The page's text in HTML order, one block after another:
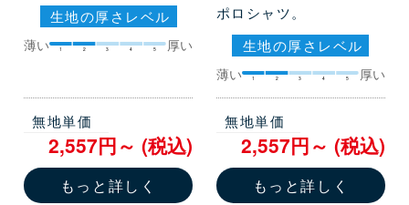
生地の厚さレベル
薄い 1 2 3 4 5 厚い
無地単価
2,557円～ (税込)
もっと詳しく
ポロシャツ。
生地の厚さレベル
薄い 1 2 3 4 5 厚い
無地単価
2,557円～ (税込)
もっと詳しく